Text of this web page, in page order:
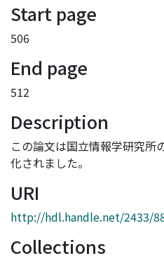
Start page
506
End page
512
Description
この論文は国立情報学研究所
化されました。
URI
http://hdl.handle.net/2433/
Collections